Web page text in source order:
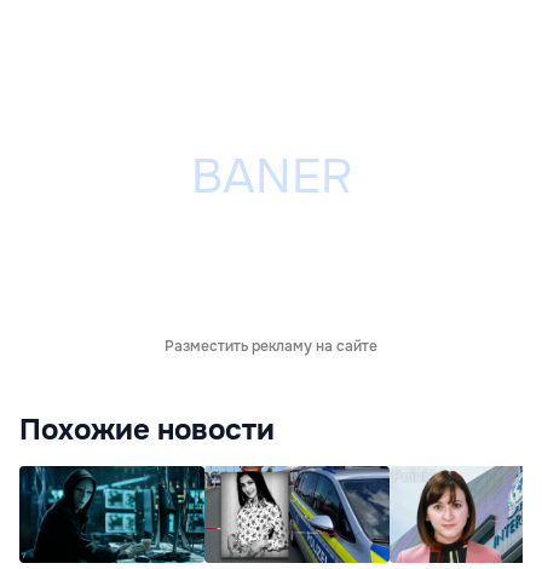
Разместить рекламу на сайте
Похожие новости